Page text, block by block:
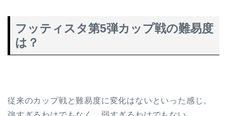
フッティスタ第5弾カップ戦の難易度
は？
従来のカップ戦と難易度に変化はないといった感じ。